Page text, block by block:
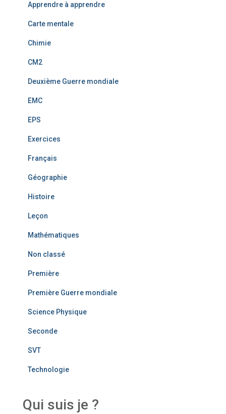
Apprendre à apprendre
Carte mentale
Chimie
CM2
Deuxième Guerre mondiale
EMC
EPS
Exercices
Français
Géographie
Histoire
Leçon
Mathématiques
Non classé
Première
Première Guerre mondiale
Science Physique
Seconde
SVT
Technologie
Qui suis je ?